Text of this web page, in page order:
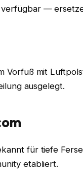
—
Vorfuß mit
ausgelegt.
für tiefe
etabliert.